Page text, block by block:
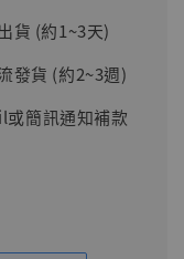
貨 (約1~3天)
發貨 (約2~3週)
簡訊通知補款